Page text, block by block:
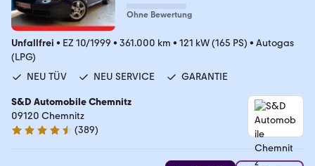
Ohne Bewertung
Unfallfrei • EZ 10/1999 • 361.000 km • 121 kW (165 PS) • Autogas
(LPG)
NEU TÜV
NEU SERVICE GARANTIE
S&D Automobile Chemnitz
09120 Chemnitz
4.7 Sterne
(389)